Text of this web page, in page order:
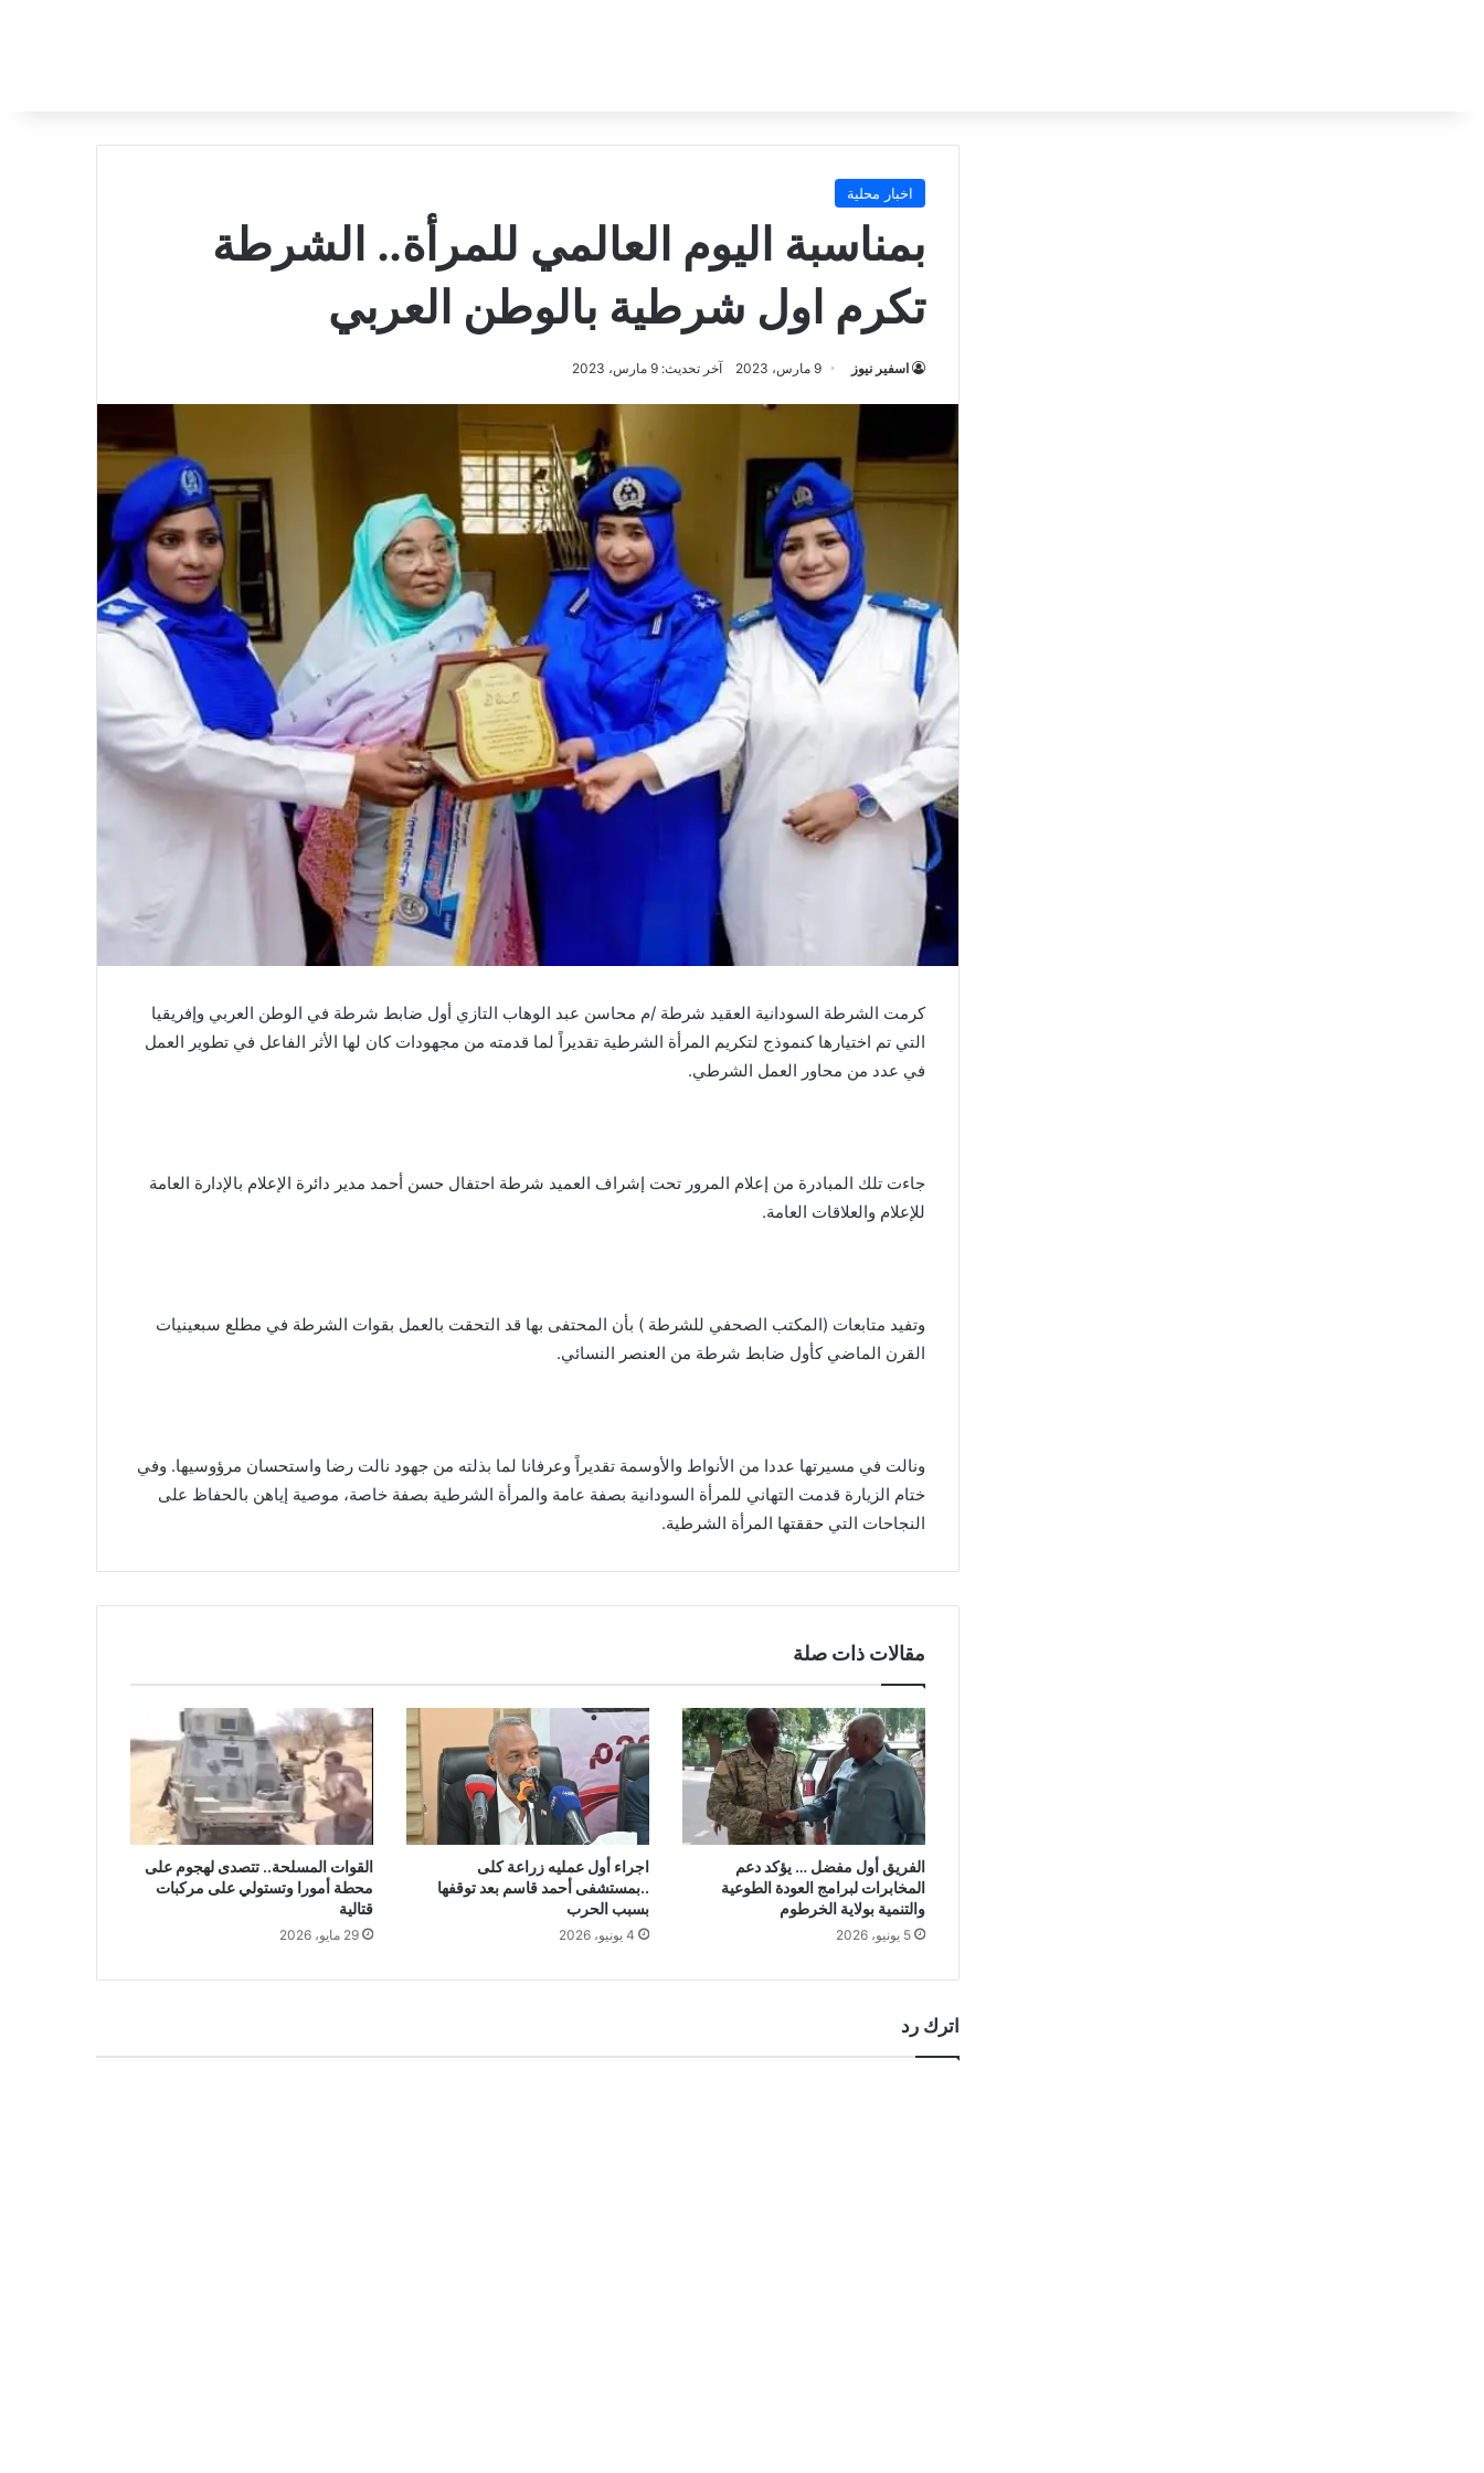
اخبار محلية
بمناسبة اليوم العالمي للمرأة.. الشرطة
تكرم اول شرطية بالوطن العربي
اسفير نيوز 9 مارس، 2023 آخر تحديث: 9 مارس، 2023
كرمت الشرطة السودانية العقيد شرطة /م محاسن عبد الوهاب التازي أول ضابط شرطة في الوطن العربي وإفريقيا
التي تم اختيارها كنموذج لتكريم المرأة الشرطية تقديراً لما قدمته من مجهودات كان لها الأثر الفاعل في تطوير العمل
في عدد من محاور العمل الشرطي.
جاءت تلك المبادرة من إعلام المرور تحت إشراف العميد شرطة احتفال حسن أحمد مدير دائرة الإعلام بالإدارة العامة
للإعلام والعلاقات العامة.
وتفيد متابعات (المكتب الصحفي للشرطة ) بأن المحتفى بها قد التحقت بالعمل بقوات الشرطة في مطلع سبعينيات
القرن الماضي كأول ضابط شرطة من العنصر النسائي.
ونالت في مسيرتها عددا من الأنواط والأوسمة تقديراً وعرفانا لما بذلته من جهود نالت رضا واستحسان مرؤوسيها. وفي
ختام الزيارة قدمت التهاني للمرأة السودانية بصفة عامة والمرأة الشرطية بصفة خاصة، موصية إياهن بالحفاظ على
النجاحات التي حققتها المرأة الشرطية.
مقالات ذات صلة
الفريق أول مفضل … يؤكد دعم
المخابرات لبرامج العودة الطوعية
والتنمية بولاية الخرطوم
5 يونيو، 2026
اجراء أول عمليه زراعة كلى
..بمستشفى أحمد قاسم بعد توقفها
بسبب الحرب
4 يونيو، 2026
القوات المسلحة.. تتصدى لهجوم على
محطة أمورا وتستولي على مركبات
قتالية
29 مايو، 2026
اترك رد